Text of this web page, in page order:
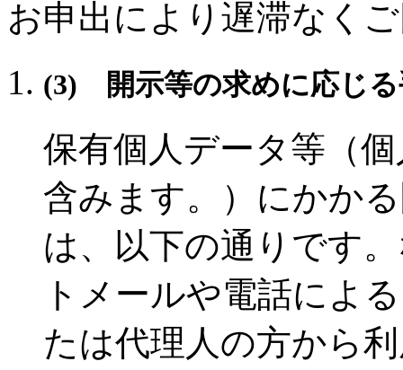
お申出により遅滞なく
(3) 開示等の求めに応じる
保有個人データ等（
含みます。）にかか
は、以下の通りです
トメールや電話によ
たは代理人の方から